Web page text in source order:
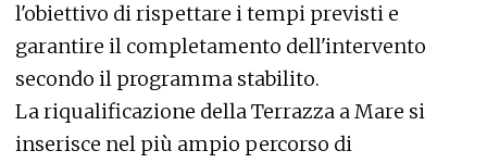
l'obiettivo di rispettare i tempi previsti e
garantire il completamento dell'intervento
secondo il programma stabilito.
La riqualificazione della Terrazza a Mare si
inserisce nel più ampio percorso di